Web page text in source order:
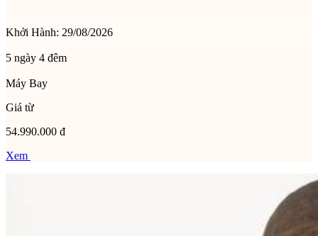
Khởi Hành: 29/08/2026
5 ngày 4 đêm
Máy Bay
Giá từ
54.990.000 đ
Xem